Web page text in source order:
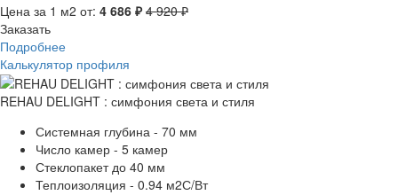
Цена за 1 м2 от: 4 686 ₽ 4 920 ₽
Заказать
Подробнее
Калькулятор профиля
REHAU DELIGHT : симфония света и стиля
Системная глубина - 70 мм
Число камер - 5 камер
Стеклопакет до 40 мм
Теплоизоляция - 0.94 м2С/Вт